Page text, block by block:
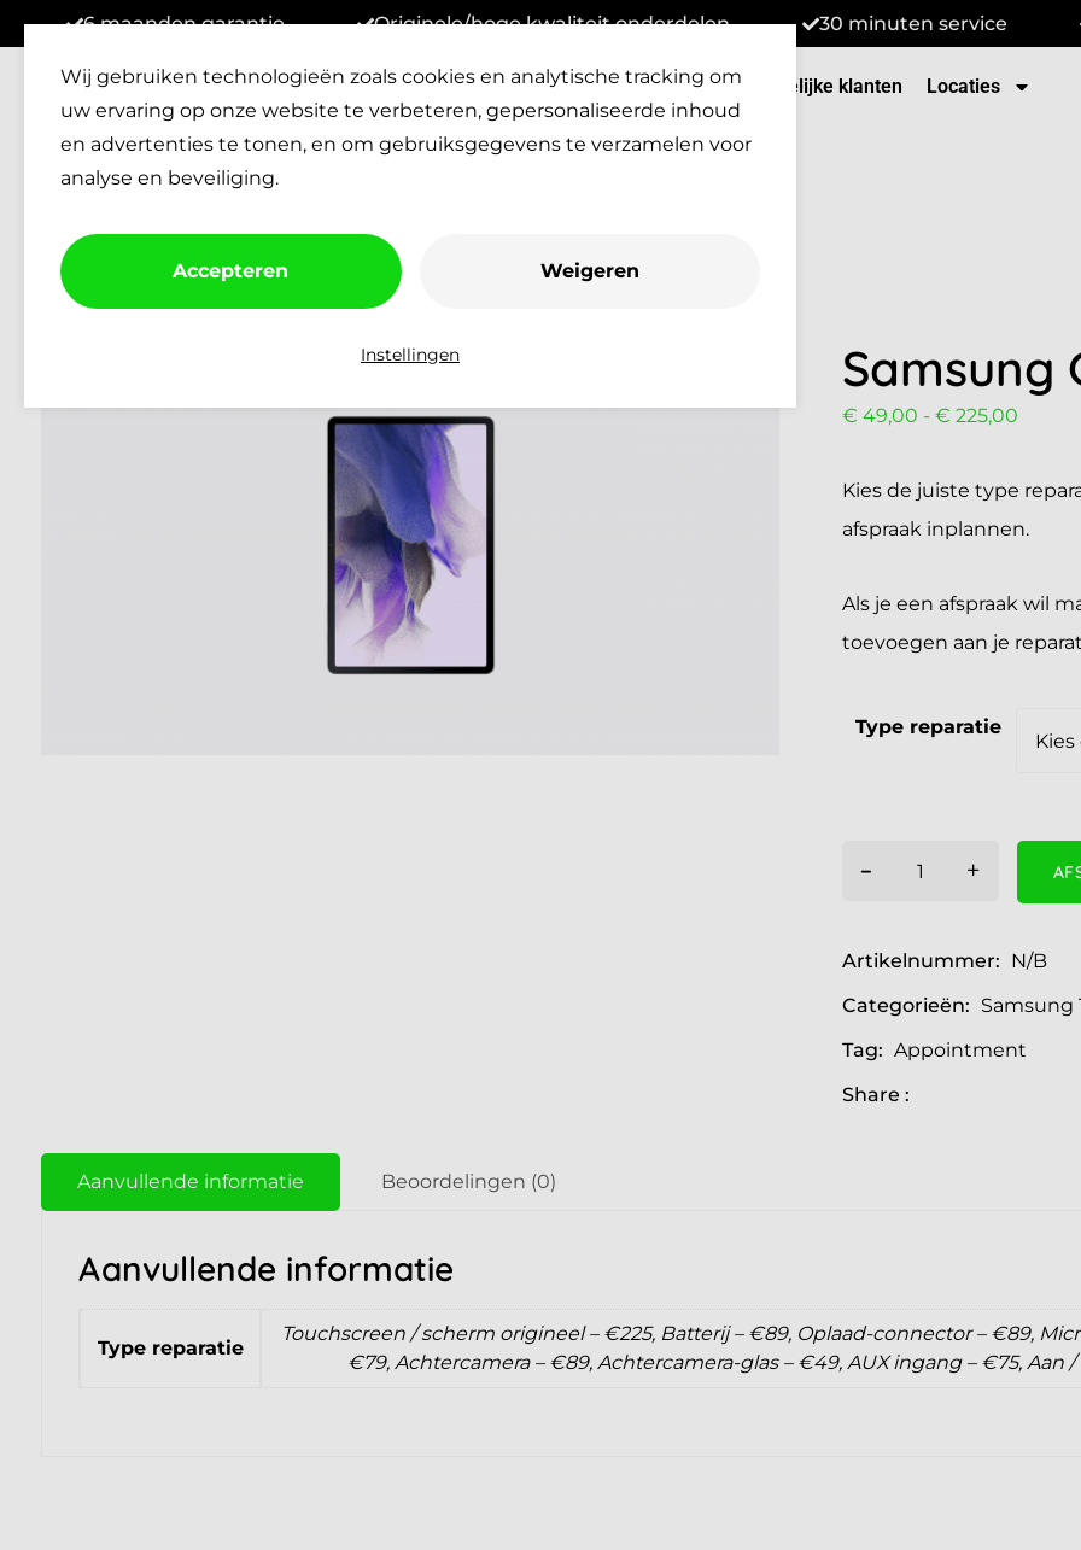
6 maanden garantie Originele/hoge kwaliteit onderdelen 30 minuten service
Reparaties Verkopen Klantenservice Over Ons Zakelijke klanten Locaties
Afspraak Inplannen
Samsung
€ 49,00 - € 225,00
Kies de juiste type
afspraak inplannen.
Als je een afspraak wil
toevoegen aan je
Type reparatie
- +
Artikelnummer: N/B
Categorieën: Samsung
Tag: Appointment
Share :
Aanvullende informatie Beoordelingen (0)
Aanvullende informatie
Type reparatie
Touchscreen / scherm origineel – €225, Batterij – €89, Oplaad-connector – €89,
€79, Achtercamera – €89, Achtercamera-glas – €49, AUX ingang – €75,
Wij gebruiken technologieën zoals cookies en analytische tracking om
uw ervaring op onze website te verbeteren, gepersonaliseerde inhoud
en advertenties te tonen, en om gebruiksgegevens te verzamelen voor
analyse en beveiliging.
Accepteren Weigeren
Instellingen